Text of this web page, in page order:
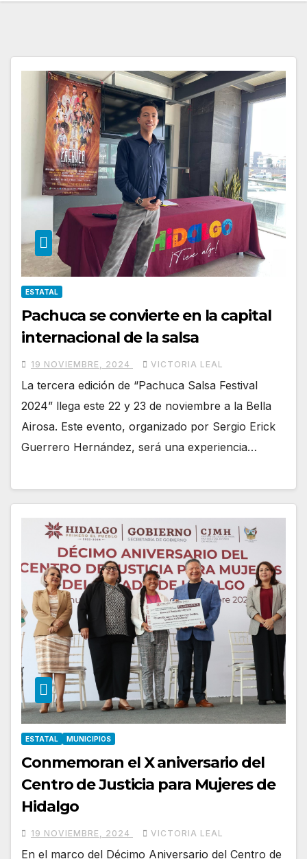
ESTATAL
Pachuca se convierte en la capital
internacional de la salsa
19 NOVIEMBRE, 2024 VICTORIA LEAL
La tercera edición de “Pachuca Salsa Festival
2024” llega este 22 y 23 de noviembre a la Bella
Airosa. Este evento, organizado por Sergio Erick
Guerrero Hernández, será una experiencia…
ESTATAL MUNICIPIOS
Conmemoran el X aniversario del
Centro de Justicia para Mujeres de
Hidalgo
19 NOVIEMBRE, 2024 VICTORIA LEAL
En el marco del Décimo Aniversario del Centro de